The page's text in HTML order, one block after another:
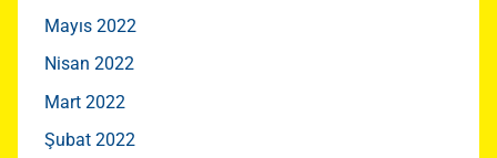
Mayıs 2022
Nisan 2022
Mart 2022
Şubat 2022